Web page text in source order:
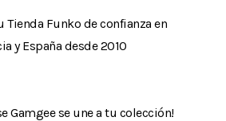
Tienda Funko de confianza en
y España desde 2010
Gamgee se une a tu colección!